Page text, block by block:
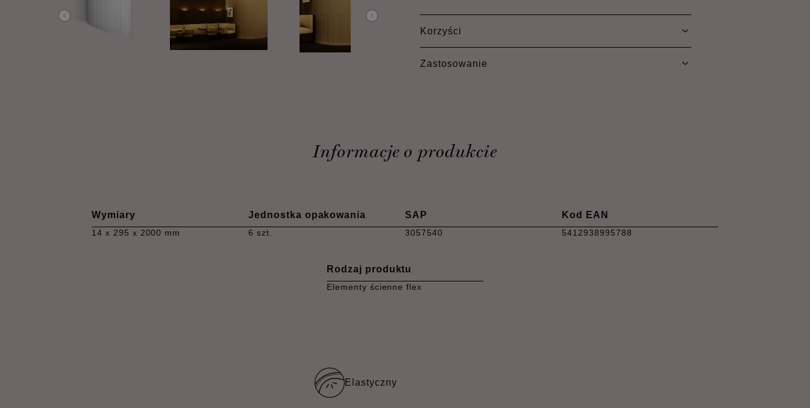
Korzyści
Zastosowanie
Informacje o produkcie
Wymiary
14 x 295 x 2000 mm
Jednostka opakowania
6 szt.
SAP
3057540
Kod EAN
5412938995788
Rodzaj produktu
Elementy ścienne flex
Elastyczny